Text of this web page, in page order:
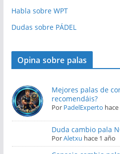
Habla sobre WPT
Dudas sobre PÁDEL
Opina sobre palas
Mejores palas de
recomendáis?
Por PadelExperto
Duda cambio pala
PorAletxu hace 1 año